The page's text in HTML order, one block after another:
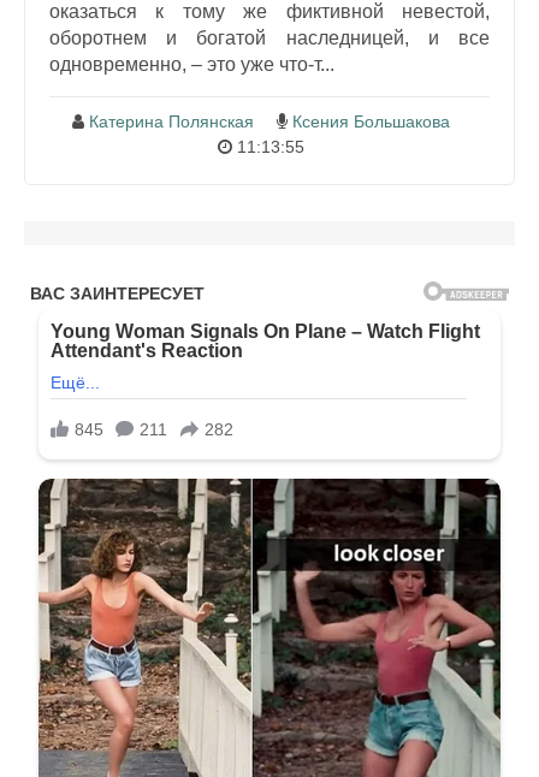
оказаться к тому же фиктивной невестой,
оборотнем и богатой наследницей, и все
одновременно, – это уже что-т...
Катерина Полянская
Ксения Большакова
11:13:55